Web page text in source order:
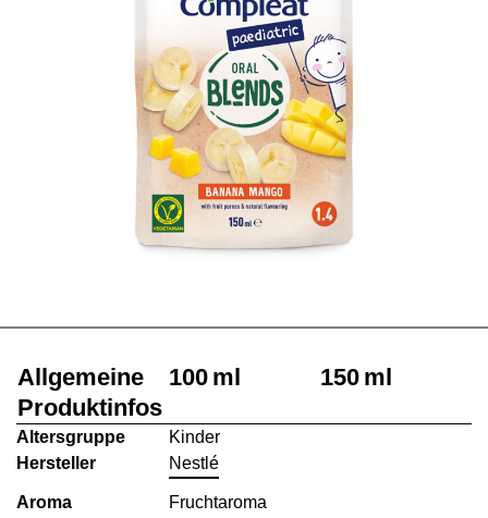
Allgemeine
Produktinfos
100 ml 150 ml
Altersgruppe
Kinder
Hersteller
Nestlé
Aroma
Fruchtaroma